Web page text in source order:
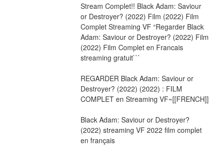
Stream Complet!! Black Adam: Saviour
or Destroyer? (2022) Film (2022) Film
Complet Streaming VF “Regarder Black
Adam: Saviour or Destroyer? (2022) Film
(2022) Film Complet en Francais
streaming gratuit```
REGARDER Black Adam: Saviour or
Destroyer? (2022) (2022) : FILM
COMPLET en Streaming VF~[[FRENCH]]
Black Adam: Saviour or Destroyer?
(2022) streaming VF 2022 film complet
en français